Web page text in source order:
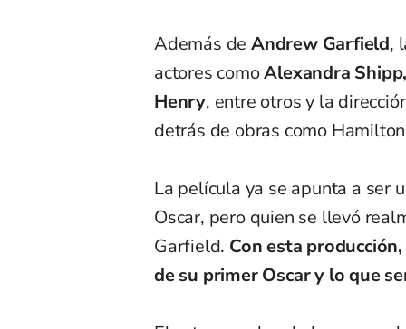
Además de Andrew Garfield,
actores comoAlexandra
Henry, entre otros y la
detrás de obras como
La película ya se apunta a ser
Oscar, pero quien se llevó
Garfield. Con esta
de su primer Oscar y lo que